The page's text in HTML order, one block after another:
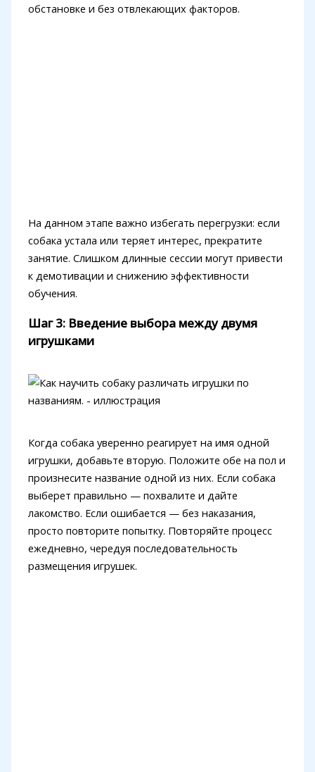
обстановке и без отвлекающих факторов.
На данном этапе важно избегать перегрузки: если
собака устала или теряет интерес, прекратите
занятие. Слишком длинные сессии могут привести
к демотивации и снижению эффективности
обучения.
Шаг 3: Введение выбора между двумя
игрушками
Когда собака уверенно реагирует на имя одной
игрушки, добавьте вторую. Положите обе на пол и
произнесите название одной из них. Если собака
выберет правильно — похвалите и дайте
лакомство. Если ошибается — без наказания,
просто повторите попытку. Повторяйте процесс
ежедневно, чередуя последовательность
размещения игрушек.